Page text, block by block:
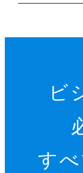
ビ
す